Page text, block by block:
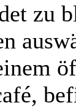
zu